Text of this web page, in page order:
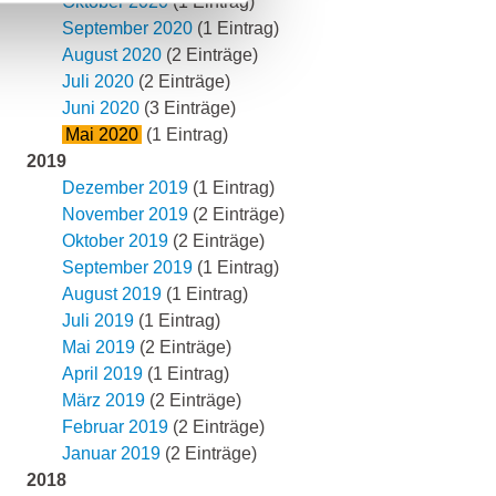
September 2020 (1 Eintrag)
August 2020 (2 Einträge)
Juli 2020 (2 Einträge)
Juni 2020 (3 Einträge)
Mai 2020 (1 Eintrag)
2019
Dezember 2019 (1 Eintrag)
November 2019 (2 Einträge)
Oktober 2019 (2 Einträge)
September 2019 (1 Eintrag)
August 2019 (1 Eintrag)
Juli 2019 (1 Eintrag)
Mai 2019 (2 Einträge)
April 2019 (1 Eintrag)
März 2019 (2 Einträge)
Februar 2019 (2 Einträge)
Januar 2019 (2 Einträge)
2018